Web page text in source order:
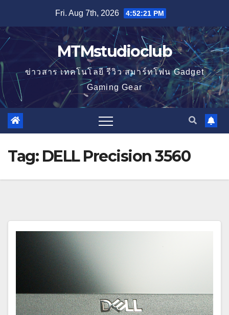
content
Fri. Aug 7th, 2026 4:52:22 PM
MTMstudioclub
ข่าวสาร เทคโนโลยี รีวิว สมาร์ทโฟน Gadget
Gaming Gear
Tag: DELL Precision 3560